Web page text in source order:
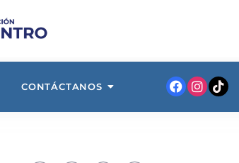
CONTÁCTANOS